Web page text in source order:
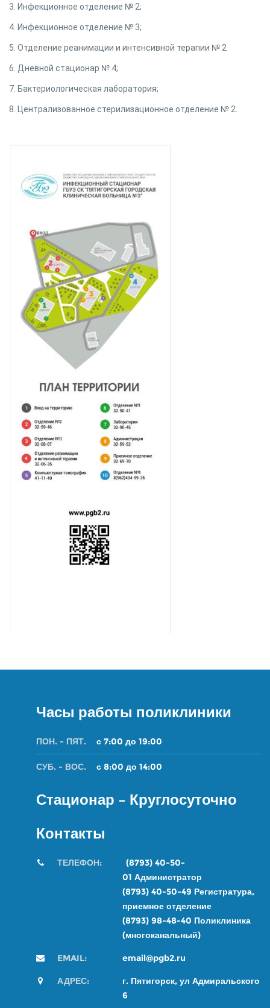
3. Инфекционное отделение № 2;
4. Инфекционное отделение № 3;
5. Отделение реанимации и интенсивной терапии № 2
6. Дневной стационар № 4;
7. Бактериологическая лаборатория;
8. Централизованное стерилизационное отделение № 2.
Часы работы поликлиники
ПОН. - ПЯТ. с 7:00 до 19:00
СУБ. - ВОС. с 8:00 до 14:00
Стационар – Круглосуточно
Контакты
ТЕЛЕФОН: (8793) 40-50-
01 Администратор
(8793) 40-50-49 Регистратура,
приемное отделение
(8793) 98-48-40 Поликлиника
(многоканальный)
EMAIL: email@pgb2.ru
АДРЕС:
г. Пятигорск, ул Адмиральского
6